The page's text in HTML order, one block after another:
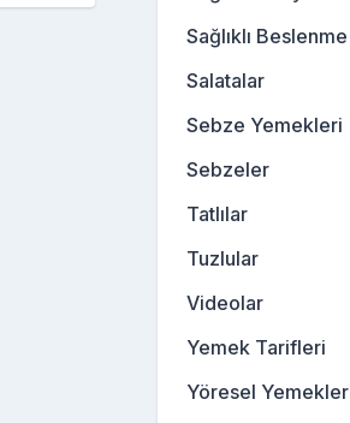
Sağlıklı Beslenme
Salatalar
Sebze Yemekleri
Sebzeler
Tatlılar
Tuzlular
Videolar
Yemek Tarifleri
Yöresel Yemekler